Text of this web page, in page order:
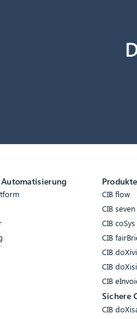
Produkte
CIB flow
CIB seven
CIB coSys
CIB
CIB
CIB
CIB
Sichere
CIB